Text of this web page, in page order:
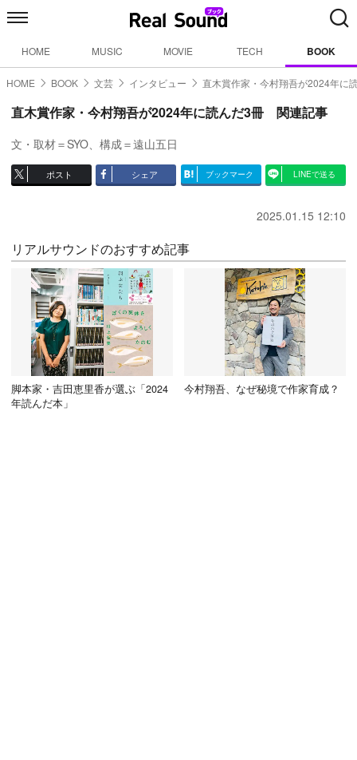
HOME MUSIC MOVIE TECH BOOK
HOME BOOK 文芸 インタビュー 直木賞作家・今村翔吾が2024年に
直木賞作家・今村翔吾が2024年に読んだ3冊 関連記事
文・取材＝SYO、構成＝遠山五日
ポスト シェア ブックマーク LINEで送る
2025.01.15 12:10
リアルサウンドのおすすめ記事
脚本家・吉田恵里香が選ぶ「2024
年読んだ本」
今村翔吾、なぜ秘境で作家育成？